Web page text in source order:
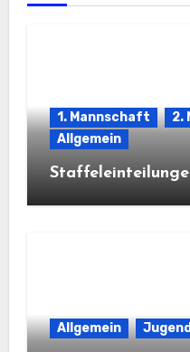
1. Mannschaft
2.
Allgemein
Allgemein Jugend